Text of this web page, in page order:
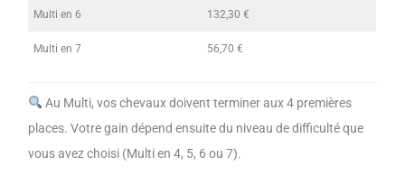
Multi en 6 132,30 €
Multi en 7 56,70 €
Au Multi, vos chevaux doivent terminer aux 4 premières
places. Votre gain dépend ensuite du niveau de difficulté que
vous avez choisi (Multi en 4, 5, 6 ou 7).